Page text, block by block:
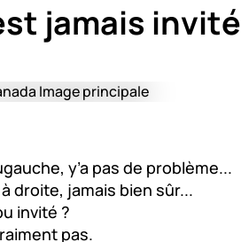
jamais invité
y’a pas de problème...
droite, jamais bien sûr...
invité ?
pas.